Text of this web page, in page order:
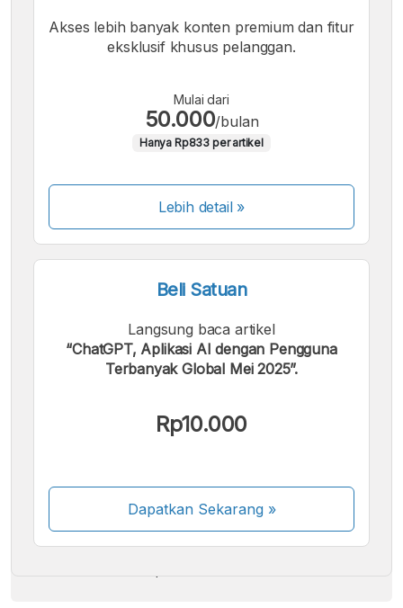
Akses lebih banyak konten premium dan fitur
eksklusif khusus pelanggan.
Mulai dari
50.000/bulan
Hanya Rp833 per artikel
Lebih detail »
Beli Satuan
Langsung baca artikel
“ChatGPT, Aplikasi AI dengan Pengguna
Terbanyak Global Mei 2025”.
Rp10.000
Dapatkan Sekarang»
Kami menerima pembayaran berikut:
Beberapa metode pembayaran masih dalam